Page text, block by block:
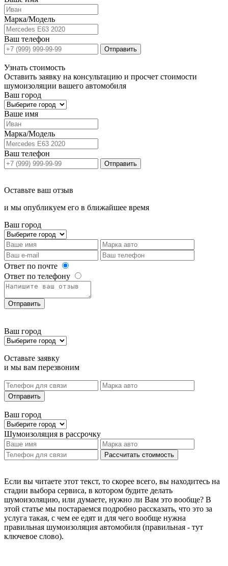
Марка/Модель
Ваш телефон
Отправить
Узнать стоимость
Оставить заявку на консультацию и просчет стоимости
шумоизоляции вашего автомобиля
Ваш город
Ваше имя
Марка/Модель
Ваш телефон
Отправить
Оставьте ваш отзыв
и мы опубликуем его в ближайшее время
Ваш город
Ответ по почте
Ответ по телефону
Отправить
Ваш город
Оставьте заявку
и мы вам перезвоним
Отправить
Ваш город
Шумоизоляция в рассрочку
Рассчитать стоимость
Если вы читаете этот текст, то скорее всего, вы находитесь на
стадии выбора сервиса, в котором будите делать
шумоизоляцию, или думаете, нужно ли Вам это вообще? В
этой статье мы постараемся подробно рассказать, что это за
услуга такая, с чем ее едят и для чего вообще нужна
правильная шумоизоляция автомобиля (правильная - тут
ключевое слово).